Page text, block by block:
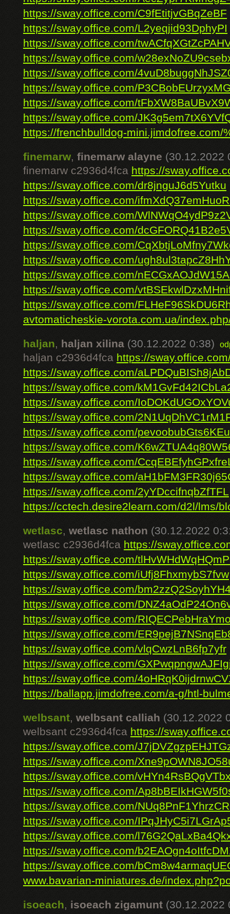
https://sway.office.com/C9fEtitjvGBqZeBF
https://sway.office.com/L2yeqjid93DphyPI
https://sway.office.com/
https://sway.office.com/
https://sway.office.com/
https://sway.office.com/
https://sway.office.com/
https://sway.office.com/
https://frenchbulldog-mini.jimdofree.com/
finemarw,finemarw alayne (30.12.2022
finemarw c2936d4fca https://
https://sway.office.com/dr8jnguJ6d5Yutku
https://sway.office.com/
https://sway.office.com/
https://sway.office.com/
https://sway.office.com/
https://sway.office.com/
https://sway.office.com/
https://sway.office.com/
https://sway.office.com/
avtomaticheskie-vorota.com.ua/
haljan,haljan xilina (30.12.2022 0:38)
haljan c2936d4fca https://
https://sway.office.com/
https://sway.office.com/
https://sway.office.com/
https://sway.office.com/
https://sway.office.com/
https://sway.office.com/
https://sway.office.com/
https://sway.office.com/
https://sway.office.com/2yYDccifnqbZfTFL
https://cctech.desire2learn.com/d2l/lms/
wetlasc, wetlasc nathon (30.12.2022
wetlasc c2936d4fca https://
https://sway.office.com/
https://sway.office.com/iUfj8FhxmybS7fvw
https://sway.office.com/
https://sway.office.com/
https://sway.office.com/
https://sway.office.com/
https://sway.office.com/vlqCwzLnB6fp7yfr
https://sway.office.com/
https://sway.office.com/
https://ballapp.jimdofree.com/a-g/htl-
welbsant, welbsant calliah (30.12.2022
welbsant c2936d4fca https://
https://sway.office.com/
https://sway.office.com/
https://sway.office.com/
https://sway.office.com/
https://sway.office.com/
https://sway.office.com/
https://sway.office.com/
https://sway.office.com/
https://sway.office.com/
www.bavarian-miniatures.de/
isoeach, isoeach zigamunt (30.12.2022